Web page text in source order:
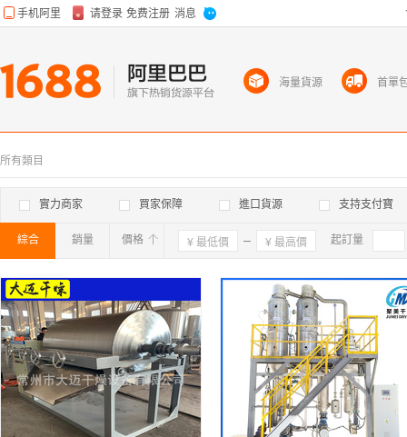
所有類目
實力商家 買家保障 進口貨源 支持支付寶
綜合 銷量 價格 確定 起訂量
海量貨源 首單